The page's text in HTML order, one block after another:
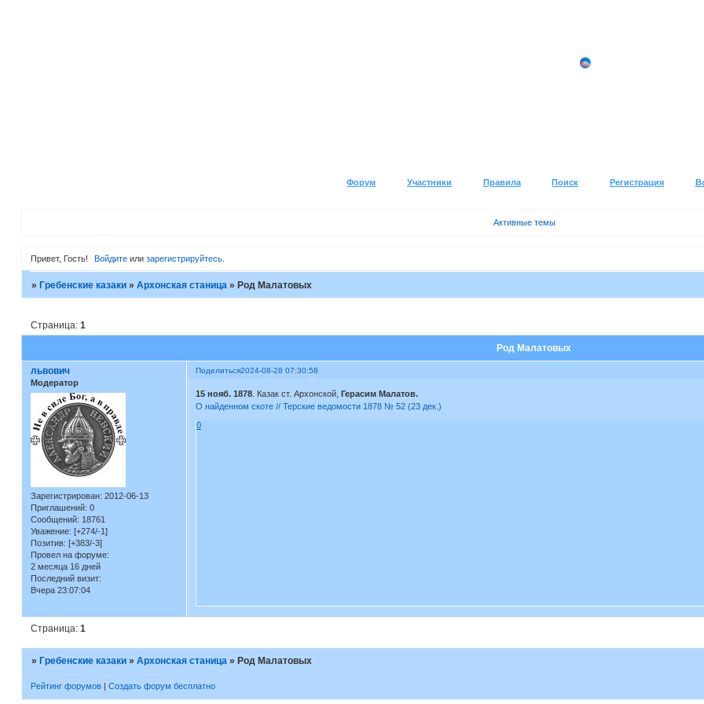
Форум Участники Правила Поиск Регистрация
Активные темы
Привет, Гость! Войдите илизарегистрируйтесь
» Гребенские казаки » Архонская станица » Род Малатовых
Род Малатовых
Страница: 1
Поделиться2024-08-28 07:30:58
львович
Модератор
Зарегистрирован: 2012-06-13
Приглашений: 0
Сообщений: 18761
Уважение: [+274/-1]
Позитив: [+383/-3]
Провел на форуме:
2 месяца 16 дней
Последний визит:
Вчера 23:07:04
15 нояб. 1878. Казак ст. Архонской, Герасим Малатов.
О найденном скоте // Терские ведомости 1878 № 52 (23 дек.)
0
Страница: 1
» Гребенские казаки » Архонская станица » Род Малатовых
Рейтинг форумов| Создать форум бесплатно